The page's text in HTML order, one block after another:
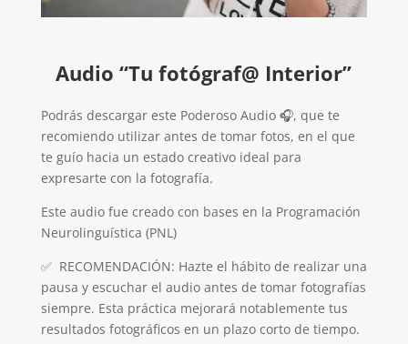
Audio “Tu fotógraf@ Interior”
Podrás descargar este Poderoso Audio 🎧, que te
recomiendo utilizar antes de tomar fotos, en el que
te guío hacia un estado creativo ideal para
expresarte con la fotografía.
Este audio fue creado con bases en la Programación
Neurolinguística (PNL)
✅​ RECOMENDACIÓN: Hazte el hábito de realizar una
pausa y escuchar el audio antes de​ tomar fotografías
siempre. Esta práctica mejorará notablemente tus
resultados fotográficos en un plazo corto de tiempo.